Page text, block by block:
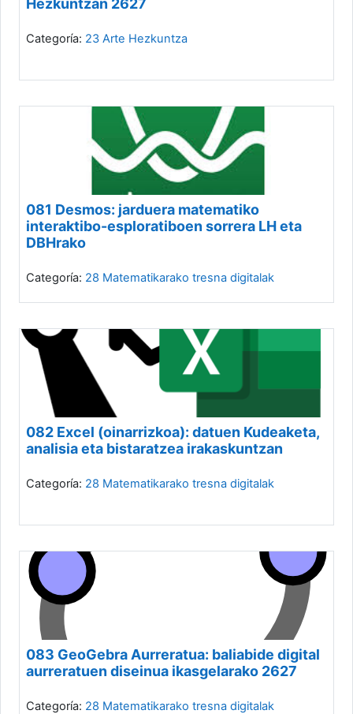
Categoría: 23 Arte Hezkuntza
081 Desmos: jarduera matematiko
interaktibo-esploratiboen sorrera LH eta
DBHrako
Categoría: 28 Matematikarako tresna digitalak
082 Excel (oinarrizkoa): datuen Kudeaketa,
analisia eta bistaratzea irakaskuntzan
Categoría: 28 Matematikarako tresna digitalak
083 GeoGebra Aurreratua: baliabide digital
aurreratuen diseinua ikasgelarako 2627
Categoría: 28 Matematikarako tresna digitalak